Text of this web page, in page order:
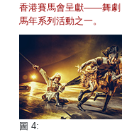
香港賽馬會呈獻——舞劇
馬年系列活動之一。
圖 4: